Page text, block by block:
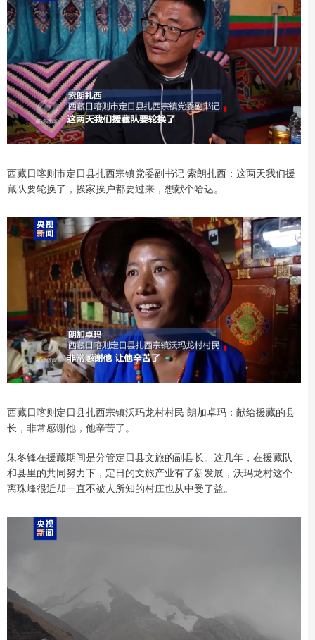
西藏日喀则市定日县扎西宗镇党委副书记 索朗扎西：这两天我们援
藏队要轮换了，挨家挨户都要过来，想献个哈达。
西藏日喀则定日县扎西宗镇沃玛龙村村民 朗加卓玛：献给援藏的县
长，非常感谢他，他辛苦了。
朱冬锋在援藏期间是分管定日县文旅的副县长。这几年，在援藏队
和县里的共同努力下，定日的文旅产业有了新发展，沃玛龙村这个
离珠峰很近却一直不被人所知的村庄也从中受了益。